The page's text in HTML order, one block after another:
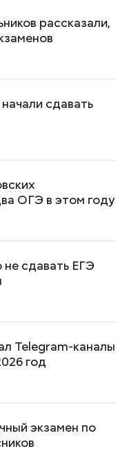
рассказали,
сдавать
ОГЭ в этом году
сдавать ЕГЭ
Telegram-каналы
год
экзамен по